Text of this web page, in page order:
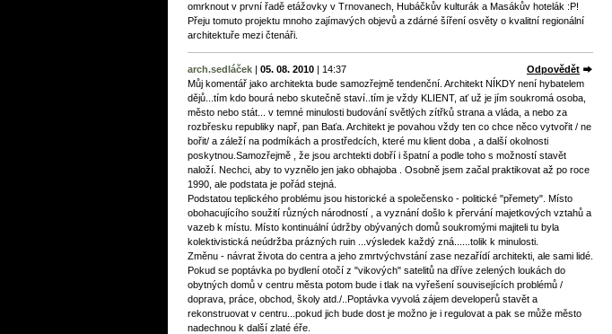
omrknout v první řadě etážovky v Trnovanech, Hubáčkův kulturák a Masákův hotelák :P!
Přeju tomuto projektu mnoho zajímavých objevů a zdárné šíření osvěty o kvalitní regionální
architektuře mezi čtenáři.
arch.sedláček | 05. 08. 2010 | 14:37
Odpovědět
Můj komentář jako architekta bude samozřejmě tendenční. Architekt NÍKDY není hybatelem
dějů...tím kdo bourá nebo skutečně staví..tím je vždy KLIENT, ať už je jím soukromá osoba,
město nebo stát... v temné minulosti budování světlých zítřků strana a vláda, a nebo za
rozbřesku republiky např, pan Baťa. Architekt je povahou vždy ten co chce něco vytvořit / ne
bořit/ a záleží na podmíkách a prostředcích, které mu klient doba , a další okolnosti
poskytnou.Samozřejmě , že jsou archtekti dobří i špatní a podle toho s možností stavět
naloží. Nechci, aby to vyznělo jen jako obhajoba . Osobně jsem začal praktikovat až po roce
1990, ale podstata je pořád stejná.
Podstatou teplického problému jsou historické a společensko - politické "přemety". Místo
obohacujícího soužití různých národností , a vyznání došlo k přervání majetkových vztahů a
vazeb k místu. Místo kontinuální údržby obývaných domů soukromými majiteli tu byla
kolektivistická neúdržba prázných ruin ...výsledek každý zná......tolik k minulosti.
Změnu - návrat života do centra a jeho zmrtvýchvstání zase nezařídí architekti, ale sami lidé.
Pokud se poptávka po bydlení otočí z "vikových" satelitů na dříve zelených loukách do
obytných domů v centru města potom bude i tlak na vyřešení souvisejících problémů /
doprava, práce, obchod, školy atd./..Poptávka vyvolá zájem developerů stavět a
rekonstruovat v centru...pokud jich bude dost je možno je i regulovat a pak se může město
nadechnou k další zlaté éře.